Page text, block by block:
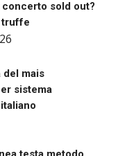
sold out?
truffe
del mais
sistema